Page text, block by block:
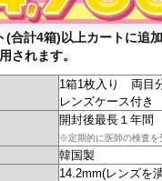
合計4箱)以上カートに追
されます。
1箱1枚入り 両目
レンズケース付き
開封後最長１年間
※定期的に医師の検査を
韓国製
14.2mm(レンズを